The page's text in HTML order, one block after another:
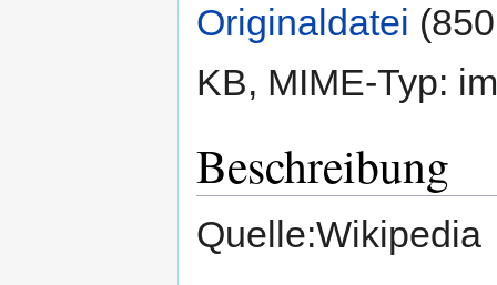
Originaldatei
KB, MIME-Typ:
Beschreibung
Quelle:Wikipedia